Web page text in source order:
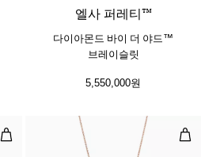
​​엘사 퍼레티™
다이아몬드 바이 더 야드™
브레이슬릿
5,550,000원
다이아몬드 바이 더 야드™ 오픈 하
오